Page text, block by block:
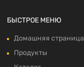
БЫСТРОЕ МЕНЮ
Домашняя страница
Продукты